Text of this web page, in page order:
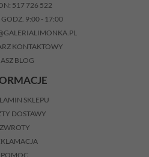
517 726 522
GODZ. 9:00 - 17:00
KONTAKTOWY
BLOG
SKLEPU
DOSTAWY
ZWROTY
POMOC